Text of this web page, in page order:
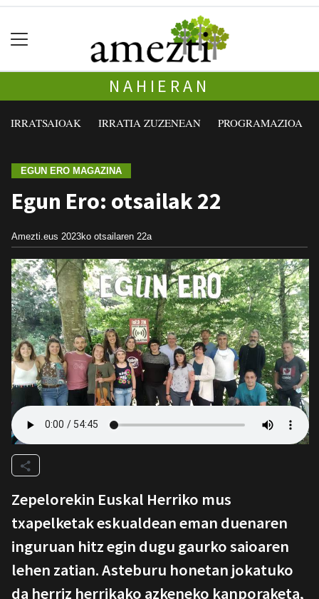
NAHIERAN
IRRATSAIOAK IRRATIA ZUZENEAN PROGRAMAZIOA
EGUN ERO MAGAZINA
Egun Ero: otsailak 22
Amezti.eus 2023ko otsailaren 22a
Zepelorekin Euskal Herriko mus
txapelketak eskualdean eman duenaren
inguruan hitz egin dugu gaurko saioaren
lehen zatian. Asteburu honetan jokatuko
da herriz herrikako azkeneko kanporaketa,